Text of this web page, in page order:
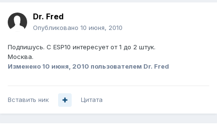
Dr. Fred
Опубликовано 10 июня, 2010
Подпишусь. С ESP10 интересует от 1 до 2 штук.
Москва.
Изменено 10 июня, 2010 пользователем Dr. Fred
Вставить ник Цитата